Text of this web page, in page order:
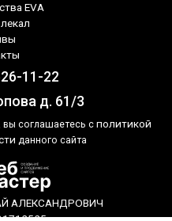
EVA
11-22
д. 61/3
соглашаетесь с политикой
данного сайта
АЛЕКСАНДРОВИЧ